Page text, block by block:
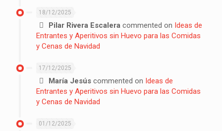
18/12/2025
Pilar Rivera Escalera commented on Ideas de
Entrantes y Aperitivos sin Huevo para las Comidas
y Cenas de Navidad
17/12/2025
María Jesús commented on Ideas de
Entrantes y Aperitivos sin Huevo para las Comidas
y Cenas de Navidad
01/12/2025